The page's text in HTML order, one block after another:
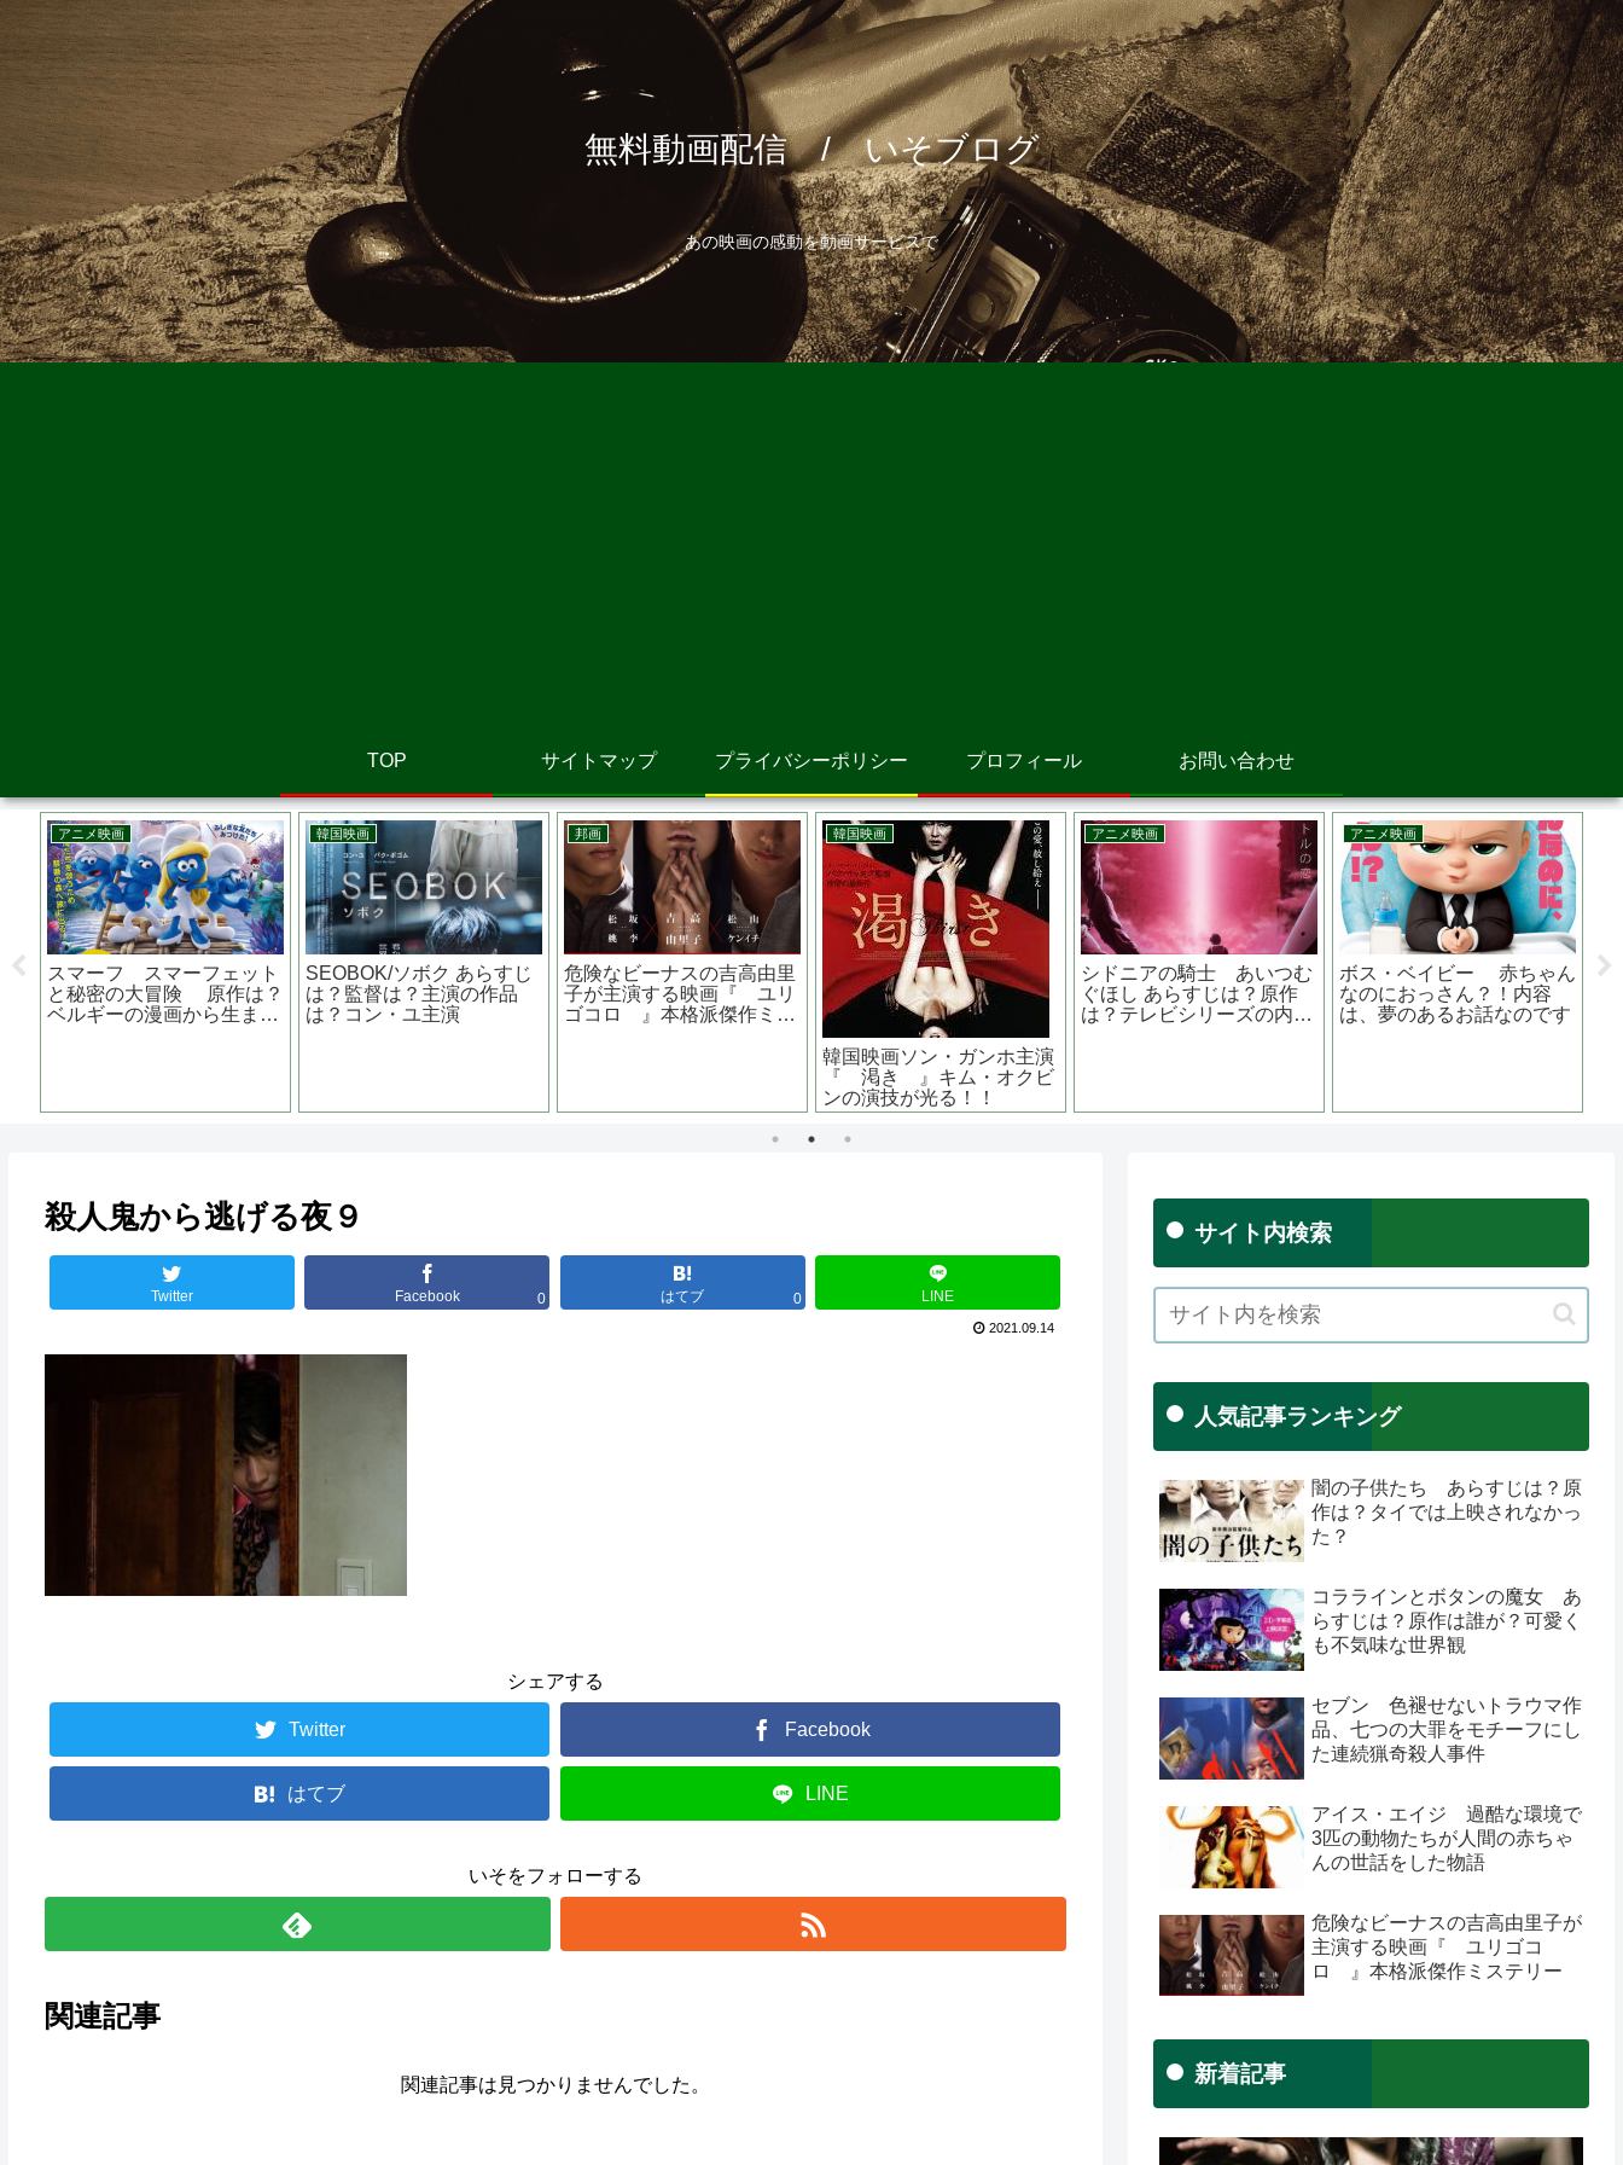
無料動画配信 / いそブログ
あの映画の感動を動画サービスで
TOP サイトマップ プライバシーポリシー プロフィール お問い合わせ
アニメ映画
ボス・ベイビー 赤ちゃん
なのにおっさん？！内容
は、夢のあるお話なのです
洋画
ガンズ・アキンボ あらすじ
は？原作は？ラドクリフが
プログラマーでデスゲー
告白 あらすじは？原作
は？第34回日本アカデミー
賞では4冠を達成
容疑者Xの献身 映画 望
み の堤真一さんが演じる
石神の演技に涙が止まらな
ちょっと思い出しただけ あ
らすじは？監督は？主演の
関連作品は？ 池松壮亮主演
洋画
MARK OF THE WITCHあ
らすじは？原作は？主演
は？ホラーファンタジー
ラーヤ
シカに
殺人鬼から逃げる夜９
Twitter Facebook 0 はてブ 0 LINE
2021.09.14
シェアする
Twitter Facebook
はてブ LINE
いそをフォローする
関連記事
関連記事は見つかりませんでした。
サイト内検索
人気記事ランキング
闇の子供たち あらすじは？原
作は？タイでは上映されなかっ
た？
コララインとボタンの魔女 あ
らすじは？原作は誰が？可愛く
も不気味な世界観
セブン 色褪せないトラウマ作
品、七つの大罪をモチーフにし
た連続猟奇殺人事件
アイス・エイジ 過酷な環境で
3匹の動物たちが人間の赤ちゃ
んの世話をした物語
危険なビーナスの吉高由里子が
主演する映画『 ユリゴコ
ロ 』本格派傑作ミステリー
新着記事